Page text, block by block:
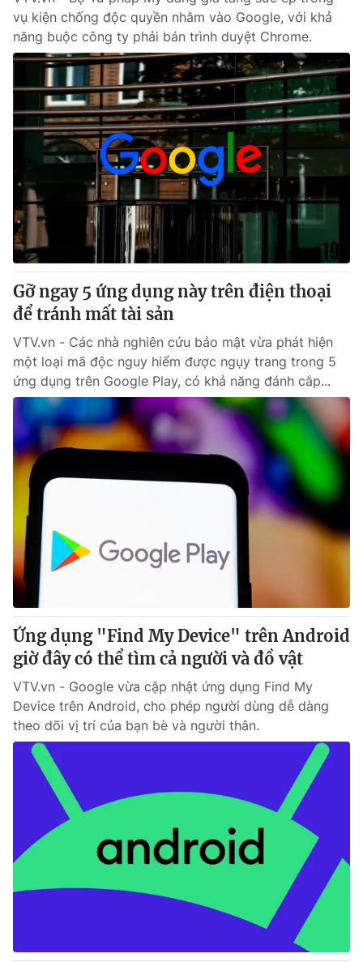
vụ kiện chống độc quyền nhằm vào Google, với khả
năng buộc công ty phải bán trình duyệt Chrome.
Gỡ ngay 5 ứng dụng này trên điện thoại
để tránh mất tài sản
VTV.vn - Các nhà nghiên cứu bảo mật vừa phát hiện
một loại mã độc nguy hiểm được ngụy trang trong 5
ứng dụng trên Google Play, có khả năng đánh cắp...
Ứng dụng "Find My Device" trên Android
giờ đây có thể tìm cả người và đồ vật
VTV.vn - Google vừa cập nhật ứng dụng Find My
Device trên Android, cho phép người dùng dễ dàng
theo dõi vị trí của bạn bè và người thân.